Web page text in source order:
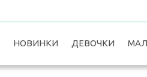
НОВИНКИ ДЕВОЧКИ